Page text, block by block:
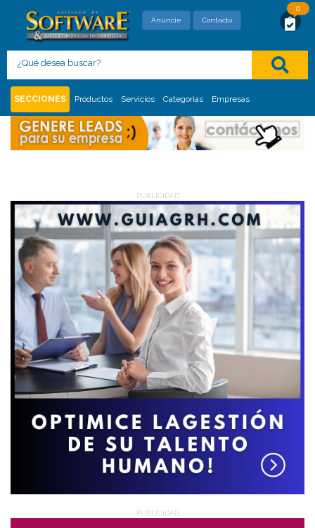
Con este formato usted está solicitando,
directamente al proveedor, mayor información
Servicios similares al solicitado
Al enviar este formulario aceptas nuestra
Anuncie Contacto
0
SECCIONES Productos Servicios Categorias Empresas
Inicio Servicios
PUBLICIDAD
PUBLICIDAD